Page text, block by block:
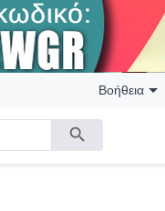
search
Βοήθεια